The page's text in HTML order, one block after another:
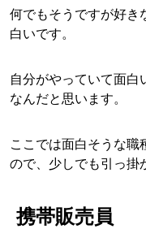
何でもそうですが好き
白いです。
自分がやっていて面白
なんだと思います。
ここでは面白そうな職
ので、少しでも引っ掛
携帯販売員